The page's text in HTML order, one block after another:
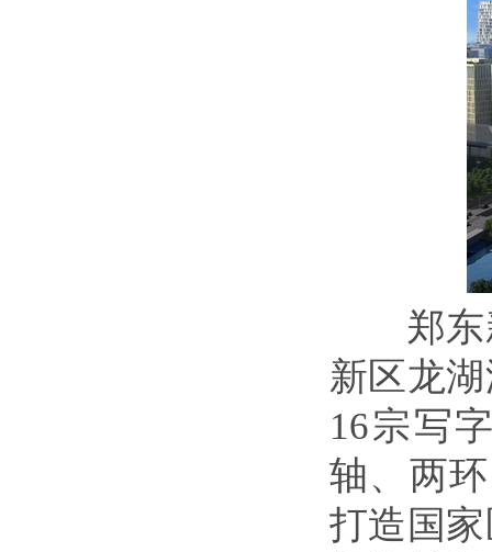
郑东新
新区龙
16宗写
轴、两
打造国